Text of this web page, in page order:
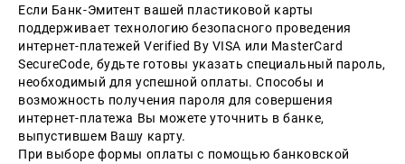
Если Банк-Эмитент вашей пластиковой карты
поддерживает технологию безопасного проведения
интернет-платежей Verified By VISA или MasterCard
SecureCode, будьте готовы указать специальный пароль,
необходимый для успешной оплаты. Способы и
возможность получения пароля для совершения
интернет-платежа Вы можете уточнить в банке,
выпустившем Вашу карту.
При выборе формы оплаты с помощью банковской